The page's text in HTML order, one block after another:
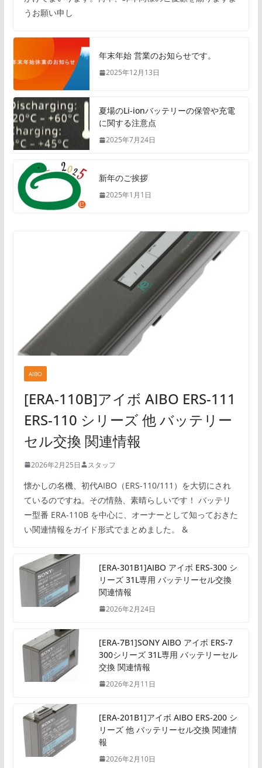
うお願い申し
年末年始 営業のお知らせです。
2025年12月13日
夏場のLi-ionバッテリーの保管や充電
に関する注意点
2025年7月24日
新年のご挨拶
2025年1月1日
AIBO
[ERA-110B]アイボ AIBO ERS-111
ERS-110 シリーズ 他 バッテリー
セル交換 関連情報
2026年2月25日 スタッフ
懐かしの名機、初代AIBO（ERS-110/111）を大切にされ
ているのですね。その情熱、素晴らしいです！ バッテリ
ー型番 ERA-110B を中心に、オーナーとして知っておきた
い関連情報をガイド形式でまとめました。 &
[ERA-301B1]AIBO アイボ ERS-300 シ
リーズ 31L専用 バッテリーセル交換
関連情報
2026年2月24日
[ERA-7B1]SONY AIBO アイボ ERS-7
300シリーズ 31L専用 バッテリーセル
交換 関連情報
2026年2月11日
[ERA-201B1]アイボ AIBO ERS-200 シ
リーズ 他 バッテリーセル交換 関連情
報
2026年2月10日